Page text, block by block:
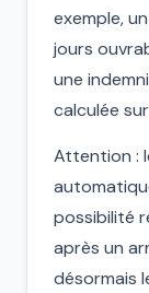
exemple,
jours
une
calculée
Attention :
possibilité
après un
désormais